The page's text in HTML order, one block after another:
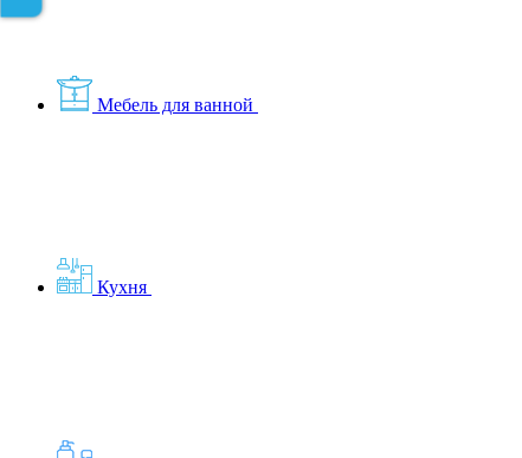
Мебель для ванной
Кухня